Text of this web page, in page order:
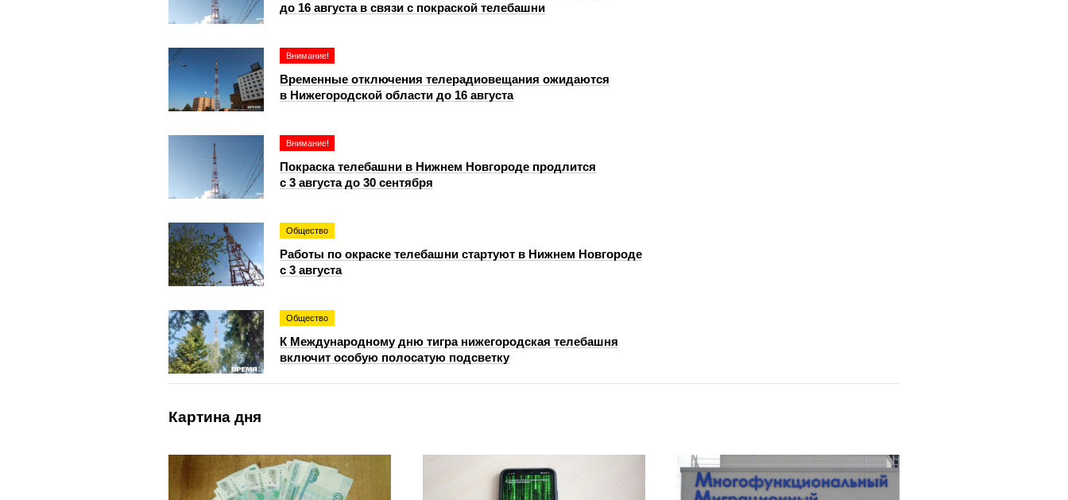
до 16 августа в связи с покраской телебашни
Внимание!
Временные отключения телерадиовещания ожидаются
в Нижегородской области до 16 августа
Внимание!
Покраска телебашни в Нижнем Новгороде продлится
с 3 августа до 30 сентября
Общество
Работы по окраске телебашни стартуют в Нижнем Новгороде
с 3 августа
Общество
К Международному дню тигра нижегородская телебашня
включит особую полосатую подсветку
Картина дня